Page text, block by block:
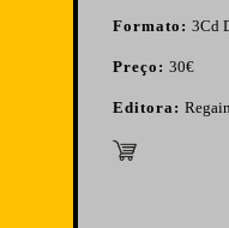
Formato: 3Cd
Preço: 30€
Editora: Regain